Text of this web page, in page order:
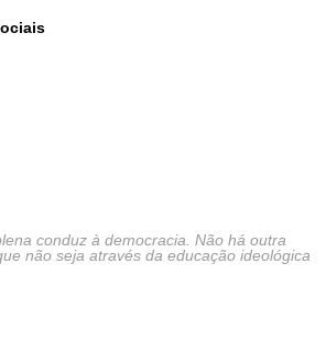
conduz à democracia. Não há outra
não seja através da educação ideológica